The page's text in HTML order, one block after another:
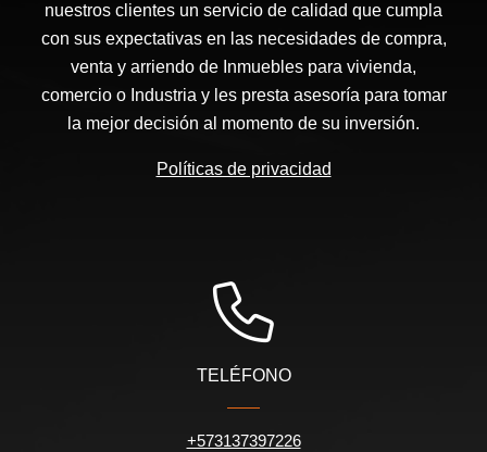
nuestros clientes un servicio de calidad que cumpla
con sus expectativas en las necesidades de compra,
venta y arriendo de Inmuebles para vivienda,
comercio o Industria y les presta asesoría para tomar
la mejor decisión al momento de su inversión.
Políticas de privacidad
TELÉFONO
+573137397226